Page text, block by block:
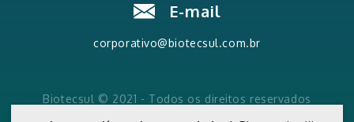
E-mail
corporativo@biotecsul.com.br
Biotecsul © 2021 - Todos os direitos reservados